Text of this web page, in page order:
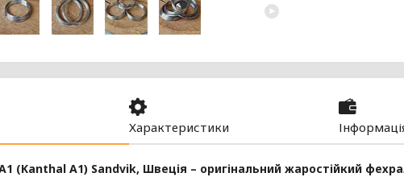
Характеристики
(Kanthal A1) Sandvik, Швеція – оригінальний жаростійкий